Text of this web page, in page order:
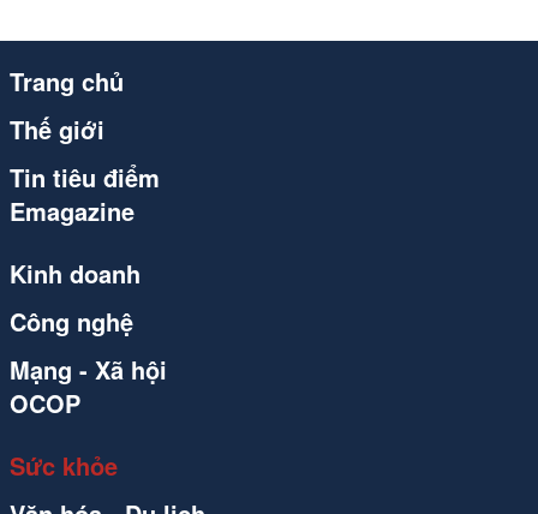
Trang chủ
Thế giới
Tin tiêu điểm
Emagazine
Kinh doanh
Công nghệ
Mạng - Xã hội
OCOP
Sức khỏe